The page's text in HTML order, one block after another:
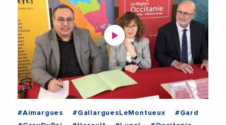
#Aimargues #GallarguesLeMontueux
#Gard